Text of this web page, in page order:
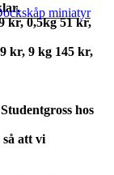
kr, 0,5kg 51 kr,
kr, 9 kg 145 kr,
hos
att vi
miniatyr